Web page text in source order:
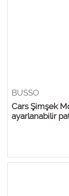
BUSSO
Cars Şimşek
ayarlanabilir